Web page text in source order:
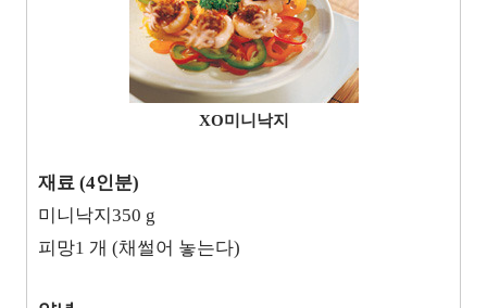
XO미니낙지
재료 (4인분)
미니낙지350 g
피망1 개 (채썰어 놓는다)